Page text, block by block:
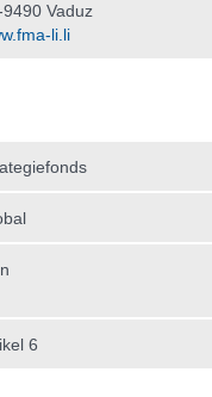
9490 Vaduz
li.li
6